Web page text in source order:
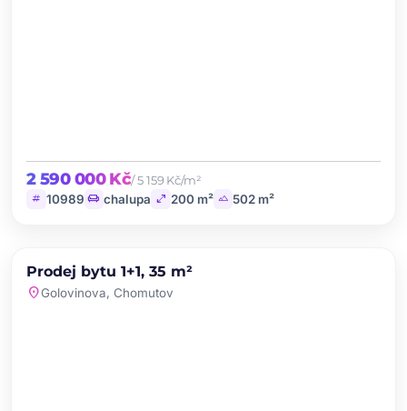
2 590 000 Kč/ 5 159 Kč/m²
tag 10989 chair chalupa open_in_full 200 m² landscape 502 m²
PRODEJ
Prodej bytu 1+1, 35 m²
location_onGolovinova, Chomutov